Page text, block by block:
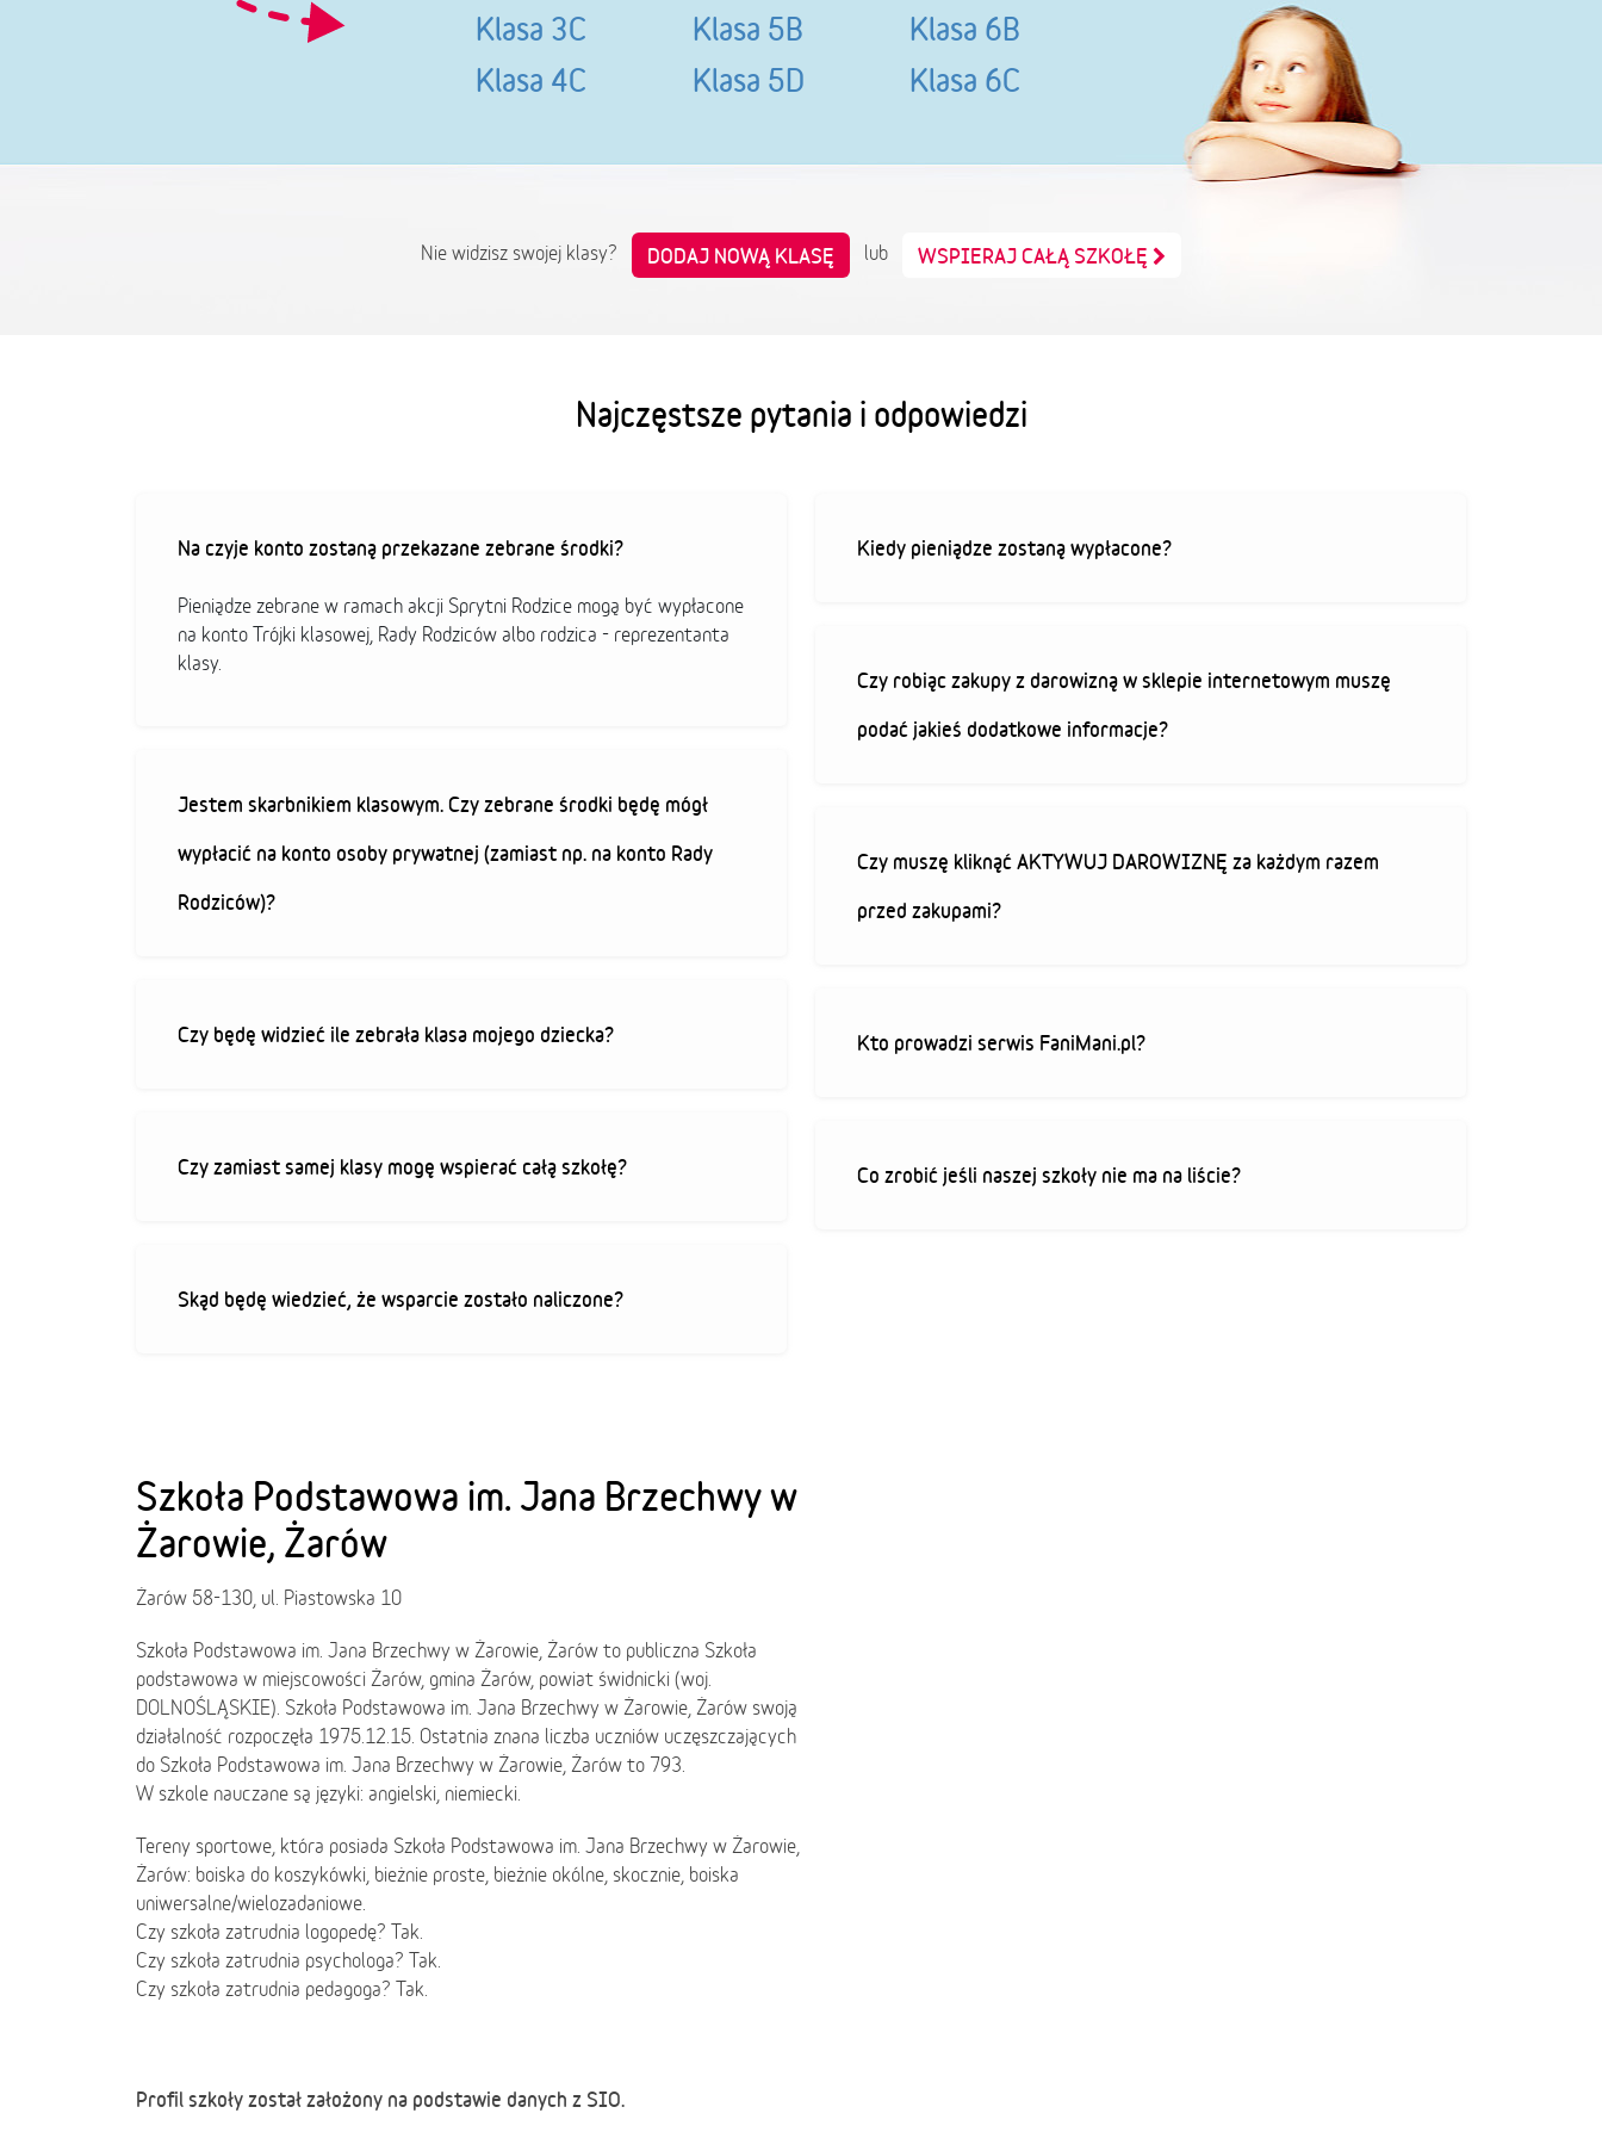
Klasa 3C
Klasa 4C
Klasa 5B
Klasa 5D
Klasa 6B
Klasa 6C
Nie widzisz swojej klasy? DODAJ NOWĄ KLASĘ lub WSPIERAJ CAŁĄ SZKOŁĘ
Najczęstsze pytania i odpowiedzi
Na czyje konto zostaną przekazane zebrane środki?
Pieniądze zebrane w ramach akcji Sprytni Rodzice mogą być wypłacone
na konto Trójki klasowej, Rady Rodziców albo rodzica - reprezentanta
klasy.
Jestem skarbnikiem klasowym. Czy zebrane środki będę mógł
wypłacić na konto osoby prywatnej (zamiast np. na konto Rady
Rodziców)?
Czy będę widzieć ile zebrała klasa mojego dziecka?
Czy zamiast samej klasy mogę wspierać całą szkołę?
Skąd będę wiedzieć, że wsparcie zostało naliczone?
Kiedy pieniądze zostaną wypłacone?
Czy robiąc zakupy z darowizną w sklepie internetowym muszę
podać jakieś dodatkowe informacje?
Czy muszę kliknąć AKTYWUJ DAROWIZNĘ za każdym razem
przed zakupami?
Kto prowadzi serwis FaniMani.pl?
Co zrobić jeśli naszej szkoły nie ma na liście?
Szkoła Podstawowa im. Jana Brzechwy w
Żarowie, Żarów
Żarów 58-130, ul. Piastowska 10
Szkoła Podstawowa im. Jana Brzechwy w Żarowie, Żarów to publiczna Szkoła
podstawowa w miejscowości Żarów, gmina Żarów, powiat świdnicki (woj.
DOLNOŚLĄSKIE). Szkoła Podstawowa im. Jana Brzechwy w Żarowie, Żarów swoją
działalność rozpoczęła 1975.12.15. Ostatnia znana liczba uczniów uczęszczających
do Szkoła Podstawowa im. Jana Brzechwy w Żarowie, Żarów to 793.
W szkole nauczane są języki: angielski, niemiecki.
Tereny sportowe, która posiada Szkoła Podstawowa im. Jana Brzechwy w Żarowie,
Żarów: boiska do koszykówki, bieżnie proste, bieżnie okólne, skocznie, boiska
uniwersalne/wielozadaniowe.
Czy szkoła zatrudnia logopedę? Tak.
Czy szkoła zatrudnia psychologa? Tak.
Czy szkoła zatrudnia pedagoga? Tak.
Profil szkoły został założony na podstawie danych z SIO.